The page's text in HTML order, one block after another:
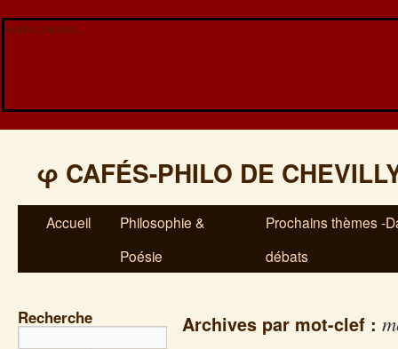
Veuillez patienter...
φ CAFÉS-PHILO DE
Accueil
Philosophie &
Poésie
Prochains thèmes -
débats
Recherche Archives par mot-clef :